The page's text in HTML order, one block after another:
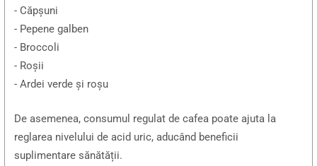
- Căpșuni
- Pepene galben
- Broccoli
- Roșii
- Ardei verde și roșu
De asemenea, consumul regulat de cafea poate ajuta la
reglarea nivelului de acid uric, aducând beneficii
suplimentare sănătății.